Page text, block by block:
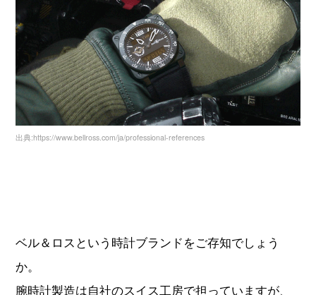
出典:https://www.bellross.com/ja/professional-references
ベル＆ロスという時計ブランドをご存知でしょう
か。
腕時計製造は自社のスイス工房で担っていますが、